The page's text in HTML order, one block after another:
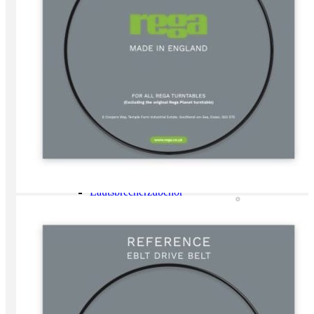
CD/ SACD Player
Wandler
Festplatten/ Server
Digital Zubehör
Endverstärker
Lautsprecher
Lautsprecher aktiv
Lautsprecherzubehör
In-Ear
Kopfhörer geschlossen
Kopfhörer offen
Kopfhörer kabellos
Kopfhörerverstärker
Kopfhörerständer